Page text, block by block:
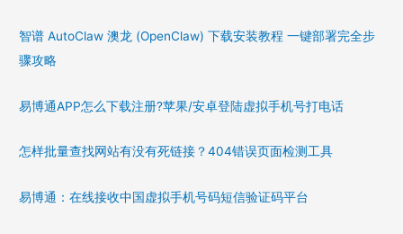
智谱 AutoClaw 澳龙 (OpenClaw) 下载安装教程 一键部署完全步
骤攻略
易博通APP怎么下载注册?苹果/安卓登陆虚拟手机号打电话
怎样批量查找网站有没有死链接？404错误页面检测工具
易博通：在线接收中国虚拟手机号码短信验证码平台